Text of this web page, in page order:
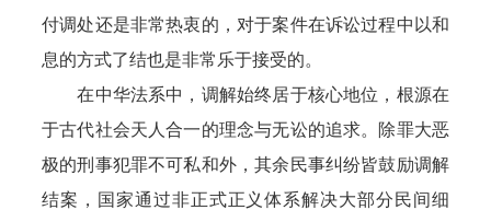
付调处还是非常热衷的，对于案件在诉讼过程中以和
息的方式了结也是非常乐于接受的。
在中华法系中，调解始终居于核心地位，根源在
于古代社会天人合一的理念与无讼的追求。除罪大恶
极的刑事犯罪不可私和外，其余民事纠纷皆鼓励调解
结案，国家通过非正式正义体系解决大部分民间细